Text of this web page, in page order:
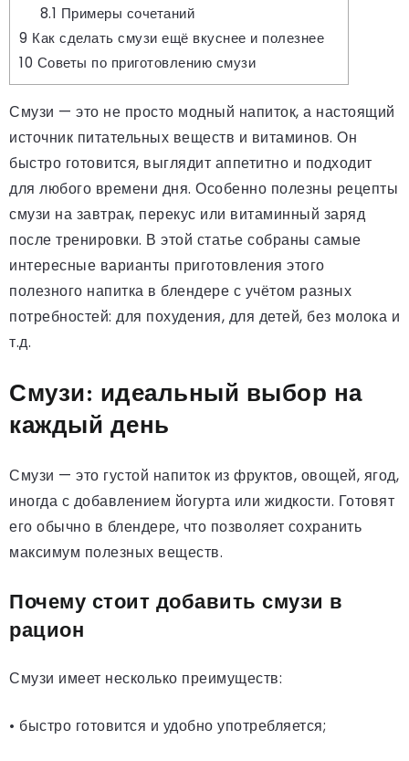
8.1 Примеры сочетаний
9 Как сделать смузи ещё вкуснее и полезнее
10 Советы по приготовлению смузи
Смузи — это не просто модный напиток, а настоящий
источник питательных веществ и витаминов. Он
быстро готовится, выглядит аппетитно и подходит
для любого времени дня. Особенно полезны рецепты
смузи на завтрак, перекус или витаминный заряд
после тренировки. В этой статье собраны самые
интересные варианты приготовления этого
полезного напитка в блендере с учётом разных
потребностей: для похудения, для детей, без молока и
т.д.
Смузи: идеальный выбор на
каждый день
Смузи — это густой напиток из фруктов, овощей, ягод,
иногда с добавлением йогурта или жидкости. Готовят
его обычно в блендере, что позволяет сохранить
максимум полезных веществ.
Почему стоит добавить смузи в
рацион
Смузи имеет несколько преимуществ:
• быстро готовится и удобно употребляется;